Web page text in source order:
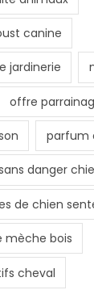
canine
jardinerie
offre
parfum
danger
de chien
mèche bois
cheval